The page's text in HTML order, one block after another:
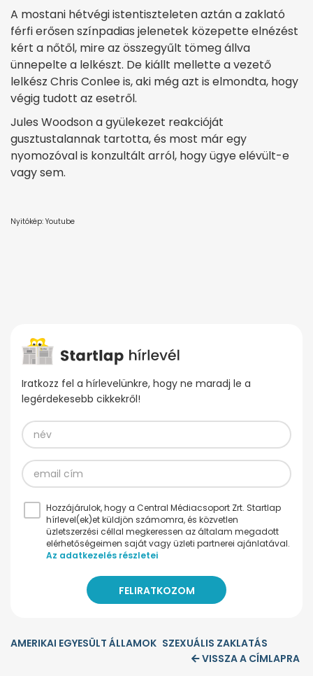
A mostani hétvégi istentiszteleten aztán a zaklató
férfi erősen színpadias jelenetek közepette elnézést
kért a nőtől, mire az összegyűlt tömeg állva
ünnepelte a lelkészt. De kiállt mellette a vezető
lelkész Chris Conlee is, aki még azt is elmondta, hogy
végig tudott az esetről.
Jules Woodson a gyülekezet reakcióját
gusztustalannak tartotta, és most már egy
nyomozóval is konzultált arról, hogy ügye elévült-e
vagy sem.
Nyitókép: Youtube
Iratkozz fel a hírlevelünkre, hogy ne maradj le a
legérdekesebb cikkekről!
Hozzájárulok, hogy a Central Médiacsoport Zrt. Startlap
hírlevel(ek)et küldjön számomra, és közvetlen
üzletszerzési céllal megkeressen az általam megadott
elérhetőségeimen saját vagy üzleti partnerei ajánlatával.
Az adatkezelés részletei
AMERIKAI EGYESÜLT ÁLLAMOK SZEXUÁLIS ZAKLATÁS
VISSZA A CÍMLAPRA